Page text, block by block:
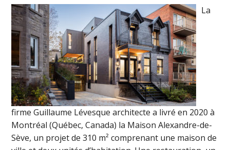
La
firme Guillaume Lévesque architecte a livré en 2020 à
Montréal (Québec, Canada) la Maison Alexandre-de-
Sève, un projet de 310 m² comprenant une maison de